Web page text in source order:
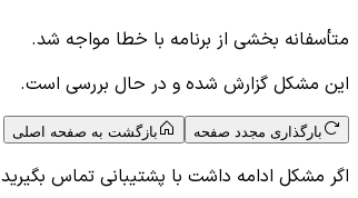
متأسفانه بخشی از برنامه با خطا مواجه شد.
این مشکل گزارش شده و در حال بررسی است.
بارگذاری مجدد صفحه بازگشت به صفحه اصلی
اگر مشکل ادامه داشت با پشتیبانی تماس بگیرید